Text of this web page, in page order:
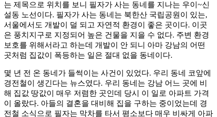
는 제목으로 위치를 보니 필자가 사는 동네를 지나는 우이~신
설동 노선이다. 필자가 사는 동네는 북한산 국립공원이 있는,
서울에서도 개발이 덜 되고 자연적 환경이 좋은 곳이다. 이곳
은 풍치지구로 지정되어 높은 건물을 지을 수 없다. 주변 환경
보호를 위해서라고 하는데 개발이 안 되니 아마 강남의 어떤
곳처럼 집값이 폭등하는 일은 절대 없을 동네이다.
몇 년 전 온 동네가 들썩이는 사건이 있었다. 우리 동네 코앞에
경전철이 생긴다는 뉴스였다. 우리 동네는 강남 어느 곳에 비
해 집값 땅값이 매우 저렴한 곳인데 당시 이 일로 아파트 가격
이 올랐다. 아들의 결혼을 대비해 집을 구하는 중이었는데 경
전철 소식으로 필자는 막차를 타서 평소보다 매우 비싸게 아파